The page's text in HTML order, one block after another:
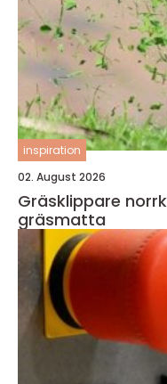
inspiration
02. August 2026
Gräsklippare norrköping rätt
gräsmatta